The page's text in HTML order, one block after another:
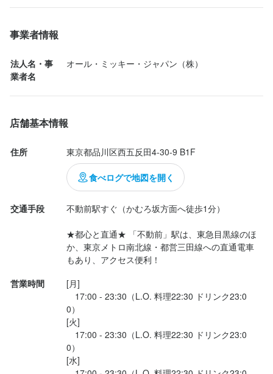
ックスして利用できます。
ドリンクはハイボールや酎ハイから２杯選べます。一杯目は角ハ
イボール、２杯目はこだわり酒場のレモンサワーを選択。美味し
事業者情報
法人名・事
業者名
オール・ミッキー・ジャパン（株）
店舗基本情報
住所 東京都品川区西五反田4-30-9 B1F
食べログで地図を開く
交通手段 不動前駅すぐ（かむろ坂方面へ徒歩1分）
★都心と直通★ 「不動前」駅は、東急目黒線のほ
か、東京メトロ南北線・都営三田線への直通電車
もあり、アクセス便利！
営業時間
[月]
17:00 - 23:30（L.O. 料理22:30 ドリンク23:0
0）
[火]
17:00 - 23:30（L.O. 料理22:30 ドリンク23:0
0）
[水]